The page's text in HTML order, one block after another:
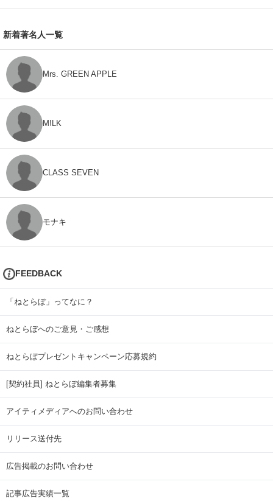
新着著名人一覧
Mrs. GREEN APPLE
M!LK
CLASS SEVEN
モナキ
FEEDBACK
「ねとらぼ」ってなに？
ねとらぼへのご意見・ご感想
ねとらぼプレゼントキャンペーン応募規約
[契約社員] ねとらぼ編集者募集
アイティメディアへのお問い合わせ
リリース送付先
広告掲載のお問い合わせ
記事広告実績一覧